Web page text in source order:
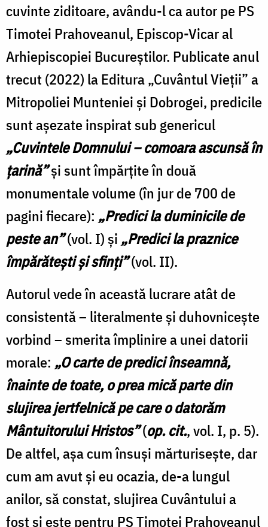
cuvinte ziditoare, avându-l ca autor pe PS
Timotei Prahoveanul, Episcop-Vicar al
Arhiepiscopiei Bucureștilor. Publicate anul
trecut (2022) la Editura „Cuvântul Vieții” a
Mitropoliei Munteniei și Dobrogei, predicile
sunt așezate inspirat sub genericul
„Cuvintele Domnului – comoara ascunsă în
țarină”și sunt împărțite în două
monumentale volume (în jur de 700 de
pagini fiecare): „Predici la duminicile de
peste an”(vol. I) și „Predici la praznice
împărătești și sfinți”(vol. II).
Autorul vede în această lucrare atât de
consistentă – literalmente și duhovnicește
vorbind – smerita împlinire a unei datorii
morale: „O carte de predici înseamnă,
înainte de toate, o prea mică parte din
slujirea jertfelnică pe care o datorăm
Mântuitorului Hristos”(op. cit., vol. I, p. 5).
De altfel, așa cum însuși mărturisește, dar
cum am avut și eu ocazia, de-a lungul
anilor, să constat, slujirea Cuvântului a
fost și este pentru PS Timotei Prahoveanul